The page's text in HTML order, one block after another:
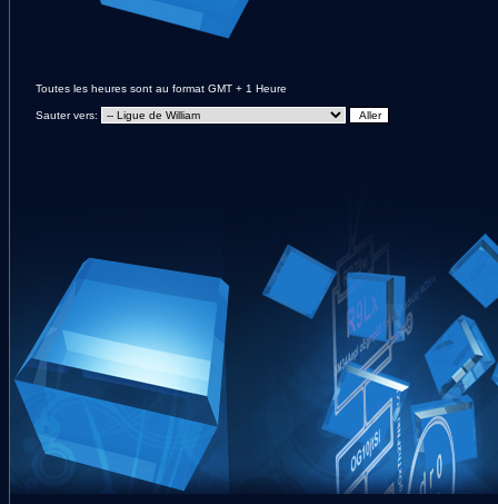
Toutes les heures sont au format GMT + 1 Heure
Sauter vers: